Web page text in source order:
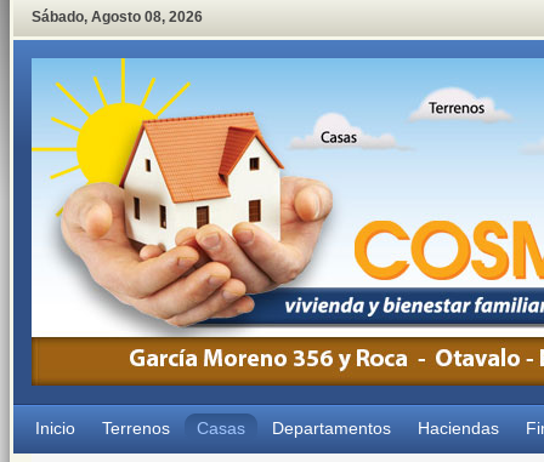
Sábado, Agosto 08, 2026
Inicio Terrenos Casas Departamentos Haciendas